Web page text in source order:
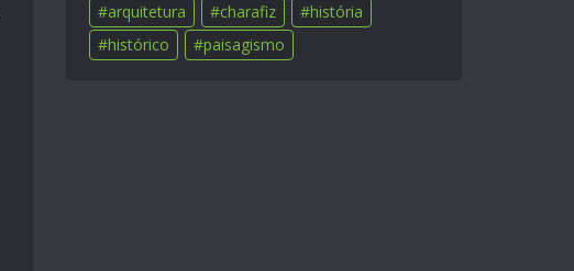
arquitetura charafiz
história
histórico
paisagismo